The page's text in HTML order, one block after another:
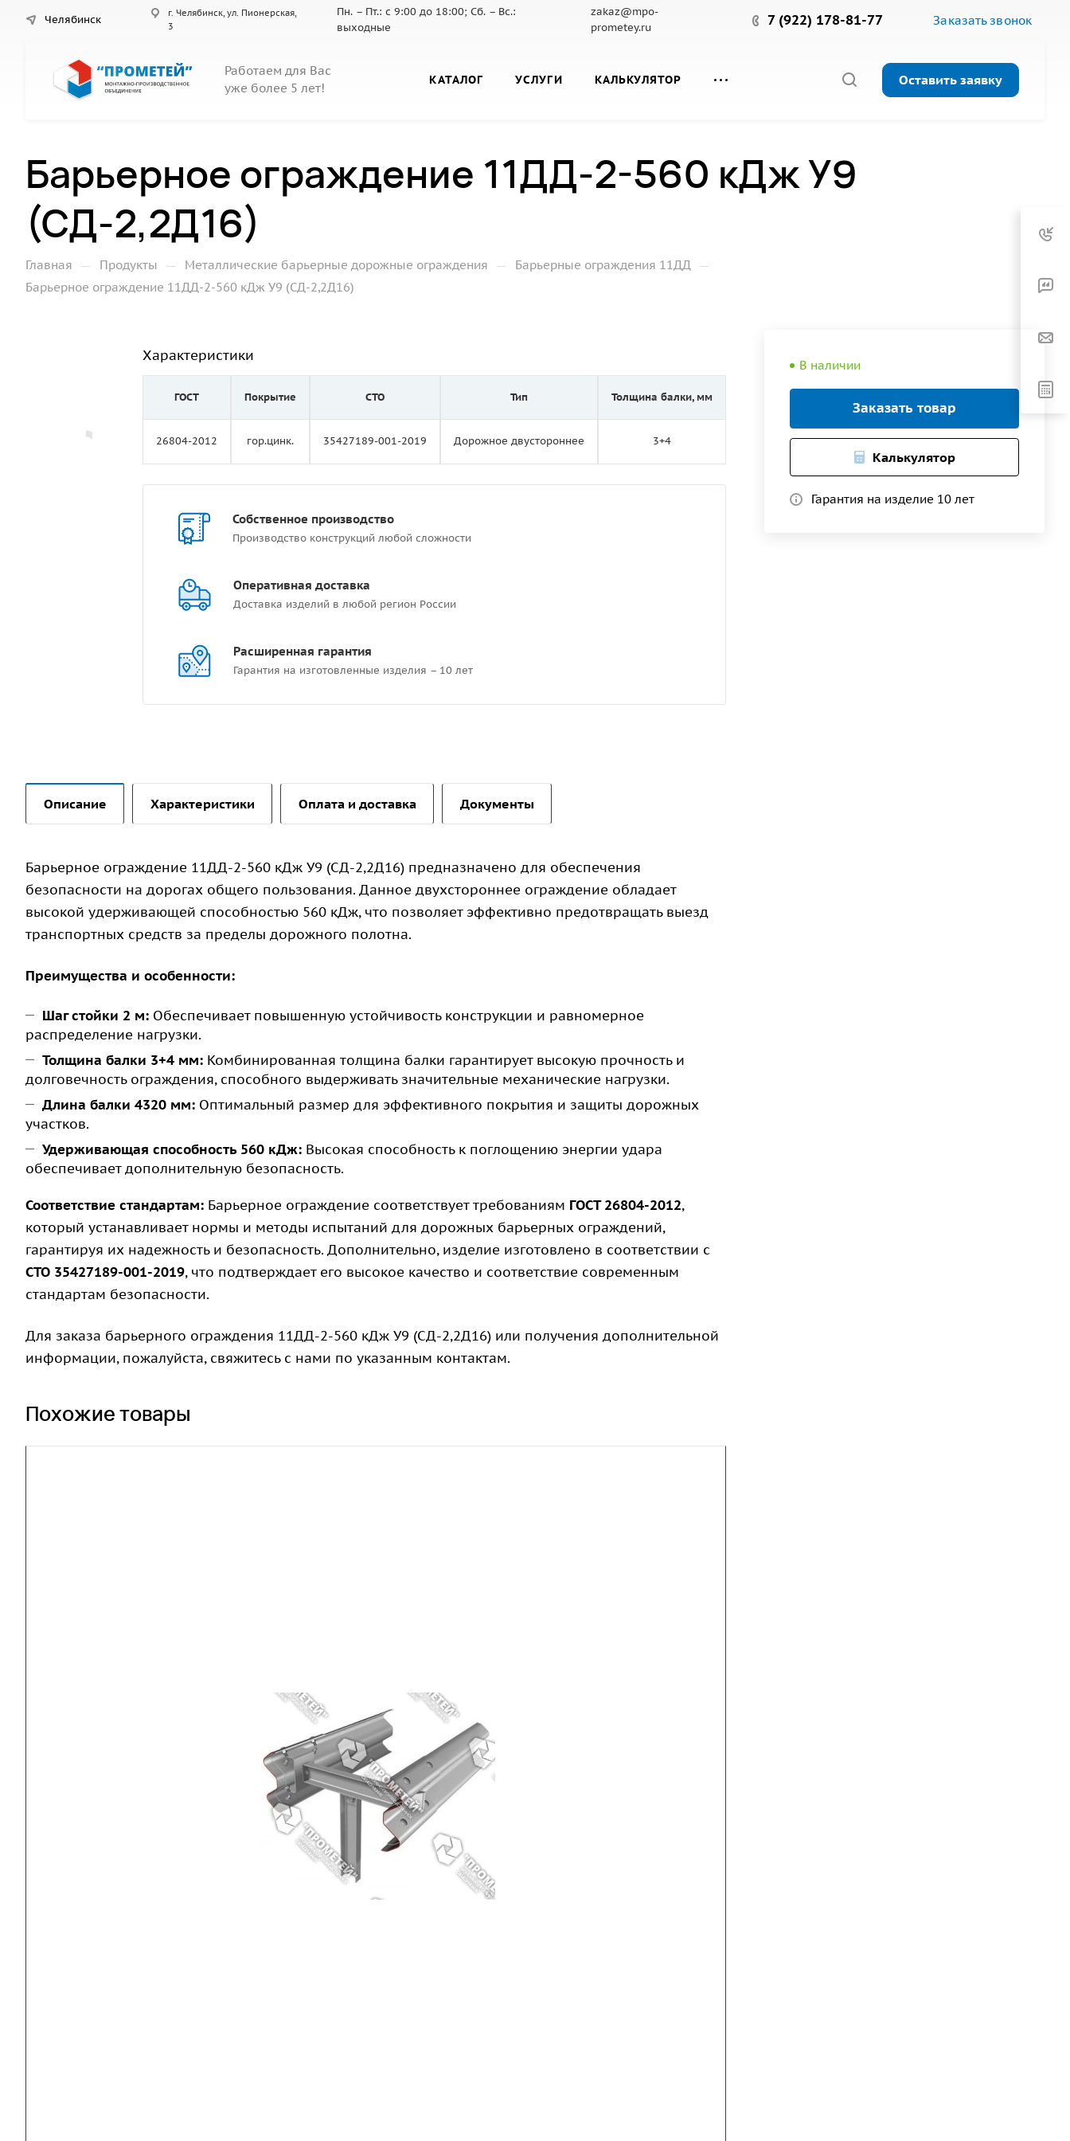
Челябинск
г. Челябинск, ул. Пионерская,
3
Пн. – Пт.: с 9:00 до 18:00; Сб. – Вс.:
выходные
zakaz@mpo-
prometey.ru
7 (922) 178-81-77 Заказать звонок
Работаем для Вас
уже более 5 лет!
КАТАЛОГ УСЛУГИ КАЛЬКУЛЯТОР Оставить заявку
Барьерное ограждение 11ДД-2-560 кДж У9
(СД-2,2Д16)
Главная — Продукты — Металлические барьерные дорожные ограждения — Барьерные ограждения 11ДД —
Барьерное ограждение 11ДД-2-560 кДж У9 (СД-2,2Д16)
В наличии
Заказать товар
Калькулятор
Гарантия на изделие 10 лет
Характеристики
ГОСТ
26804-2012
Покрытие
гор.цинк.
СТО
35427189-001-2019
Тип
Дорожное двустороннее
Толщина балки, мм
3+4
Собственное производство
Производство конструкций любой сложности
Оперативная доставка
Доставка изделий в любой регион России
Расширенная гарантия
Гарантия на изготовленные изделия – 10 лет
Описание Характеристики Оплата и доставка Документы
Барьерное ограждение 11ДД-2-560 кДж У9 (СД-2,2Д16) предназначено для обеспечения
безопасности на дорогах общего пользования. Данное двухстороннее ограждение обладает
высокой удерживающей способностью 560 кДж, что позволяет эффективно предотвращать выезд
транспортных средств за пределы дорожного полотна.
Преимущества и особенности:
Шаг стойки 2 м: Обеспечивает повышенную устойчивость конструкции и равномерное
распределение нагрузки.
Толщина балки 3+4 мм: Комбинированная толщина балки гарантирует высокую прочность и
долговечность ограждения, способного выдерживать значительные механические нагрузки.
Длина балки 4320 мм: Оптимальный размер для эффективного покрытия и защиты дорожных
участков.
Удерживающая способность 560 кДж: Высокая способность к поглощению энергии удара
обеспечивает дополнительную безопасность.
Соответствие стандартам: Барьерное ограждение соответствует требованиям ГОСТ 26804-2012,
который устанавливает нормы и методы испытаний для дорожных барьерных ограждений,
гарантируя их надежность и безопасность. Дополнительно, изделие изготовлено в соответствии с
СТО 35427189-001-2019, что подтверждает его высокое качество и соответствие современным
стандартам безопасности.
Для заказа барьерного ограждения 11ДД-2-560 кДж У9 (СД-2,2Д16) или получения дополнительной
информации, пожалуйста, свяжитесь с нами по указанным контактам.
Похожие товары